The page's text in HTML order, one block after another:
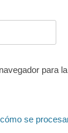
para
se